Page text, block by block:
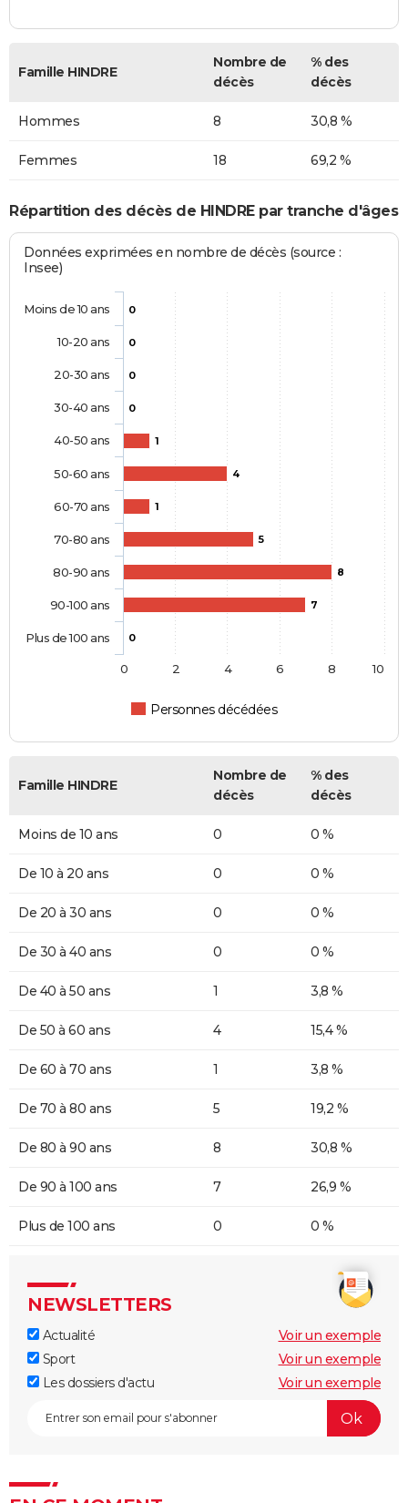
Famille HINDRE
Nombre de
décès
% des
décès
Hommes 8 30,8 %
Femmes 18 69,2 %
Répartition des décès de HINDRE par tranche d'âges
Données exprimées en nombre de décès (source :
Insee)
0
0
0
0
1
4
1
5
8
7
0
Personnes décédées
Moins de 10 ans
10-20 ans
20-30 ans
30-40 ans
40-50 ans
50-60 ans
60-70 ans
70-80 ans
80-90 ans
90-100 ans
Plus de 100 ans
0 2 4 6 8 10
Famille HINDRE
Nombre de
décès
% des
décès
Moins de 10 ans 0 0 %
De 10 à 20 ans 0 0 %
De 20 à 30 ans 0 0 %
De 30 à 40 ans 0 0 %
De 40 à 50 ans 1 3,8 %
De 50 à 60 ans 4 15,4 %
De 60 à 70 ans 1 3,8 %
De 70 à 80 ans 5 19,2 %
De 80 à 90 ans 8 30,8 %
De 90 à 100 ans 7 26,9 %
Plus de 100 ans 0 0 %
NEWSLETTERS
Actualité
Voir un exemple
Sport
Voir un exemple
Les dossiers d'actu
Voir un exemple